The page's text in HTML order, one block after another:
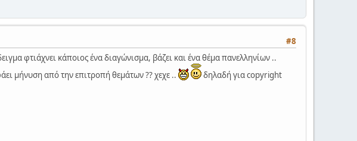
#8
φτιάχνει κάποιος ένα διαγώνισμα, βάζει και ένα θέμα πανελληνίων ..
μήνυση από την επιτροπή θεμάτων ?? χεχε ..
δηλαδή για copyright